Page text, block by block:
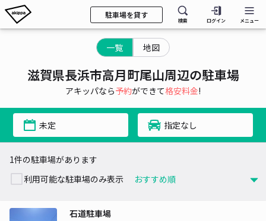
駐車場を貸す
検索 ログイン メニュー
一覧 地図
滋賀県長浜市高月町尾山周辺の駐車場
アキッパなら予約ができて格安料金!
未定 指定なし
1件の駐車場があります
利用可能な駐車場のみ表示
石道駐車場